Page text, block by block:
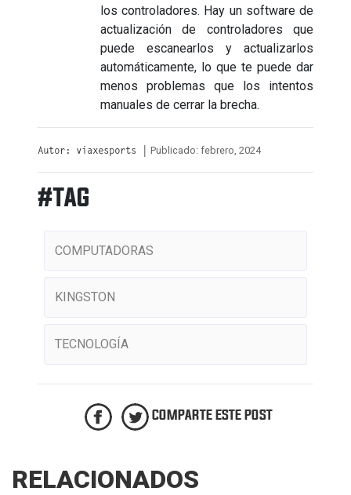
los controladores. Hay un software de
actualización de controladores que
puede escanearlos y actualizarlos
automáticamente, lo que te puede dar
menos problemas que los intentos
manuales de cerrar la brecha.
Autor: viaxesports | Publicado: febrero, 2024
#TAG
COMPUTADORAS
KINGSTON
TECNOLOGÍA
COMPARTE ESTE POST
RELACIONADOS